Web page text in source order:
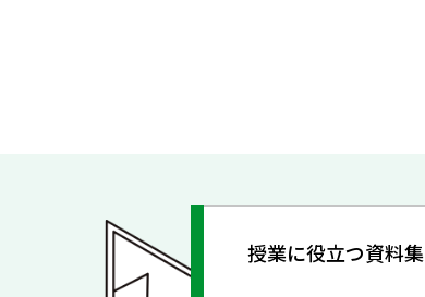
授業に役立つ資料集